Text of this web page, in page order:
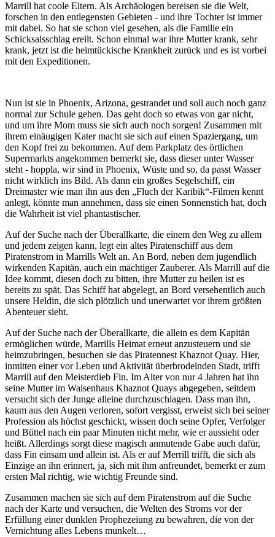
Marrill hat coole Eltern. Als Archäologen bereisen sie die Welt,
forschen in den entlegensten Gebieten - und ihre Tochter ist immer
mit dabei. So hat sie schon viel gesehen, als die Familie ein
Schicksalsschlag ereilt. Schon einmal war ihre Mutter krank, sehr
krank, jetzt ist die heimtückische Krankheit zurück und es ist vorbei
mit den Expeditionen.
Nun ist sie in Phoenix, Arizona, gestrandet und soll auch noch ganz
normal zur Schule gehen. Das geht doch so etwas von gar nicht,
und um ihre Mom muss sie sich auch noch sorgen! Zusammen mit
ihrem einäugigen Kater macht sie sich auf einen Spaziergang, um
den Kopf frei zu bekommen. Auf dem Parkplatz des örtlichen
Supermarkts angekommen bemerkt sie, dass dieser unter Wasser
steht - hoppla, wir sind in Phoenix, Wüste und so, da passt Wasser
nicht wirklich ins Bild. Als dann ein großes Segelschiff, ein
Dreimaster wie man ihn aus den „Fluch der Karibik“-Filmen kennt
anlegt, könnte man annehmen, dass sie einen Sonnenstich hat, doch
die Wahrheit ist viel phantastischer.
Auf der Suche nach der Überallkarte, die einem den Weg zu allem
und jedem zeigen kann, legt ein altes Piratenschiff aus dem
Piratenstrom in Marrills Welt an. An Bord, neben dem jugendlich
wirkenden Kapitän, auch ein mächtiger Zauberer. Als Marrill auf die
Idee kommt, diesen doch zu bitten, ihre Mutter zu heilen ist es
bereits zu spät. Das Schiff hat abgelegt, an Bord versehentlich auch
unsere Heldin, die sich plötzlich und unerwartet vor ihrem größten
Abenteuer sieht.
Auf der Suche nach der Überallkarte, die allein es dem Kapitän
ermöglichen würde, Marrills Heimat erneut anzusteuern und sie
heimzubringen, besuchen sie das Piratennest Khaznot Quay. Hier,
inmitten einer vor Leben und Aktivität überbrodelnden Stadt, trifft
Marrill auf den Meisterdieb Fin. Im Alter von nur 4 Jahren hat ihn
seine Mutter im Waisenhaus Khaznot Quays abgegeben, seitdem
versucht sich der Junge alleine durchzuschlagen. Dass man ihn,
kaum aus den Augen verloren, sofort vergisst, erweist sich bei seiner
Profession als höchst geschickt, wissen doch seine Opfer, Verfolger
und Büttel nach ein paar Minuten nicht mehr, wie er aussieht oder
heißt. Allerdings sorgt diese magisch anmutende Gabe auch dafür,
dass Fin einsam und allein ist. Als er auf Merrill trifft, die sich als
Einzige an ihn erinnert, ja, sich mit ihm anfreundet, bemerkt er zum
ersten Mal richtig, wie wichtig Freunde sind.
Zusammen machen sie sich auf dem Piratenstrom auf die Suche
nach der Karte und versuchen, die Welten des Stroms vor der
Erfüllung einer dunklen Prophezeiung zu bewahren, die von der
Vernichtung alles Lebens munkelt…